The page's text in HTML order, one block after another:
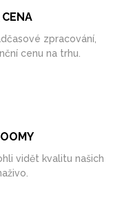
zpracování,
cenu na trhu.
vidět kvalitu našich